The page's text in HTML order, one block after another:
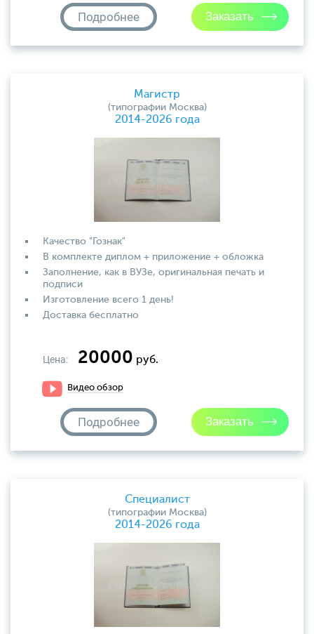
Подробнее
Магистр
(типографии Москва)
2014-2026 года
Качество "Гознак"
В комплекте диплом + приложение + обложка
Заполнение, как в ВУЗе, оригинальная печать и
подписи
Изготовление всего 1 день!
Доставка бесплатно
Цена: 20000 руб.
Видео обзор
Подробнее
Специалист
(типографии Москва)
2014-2026 года